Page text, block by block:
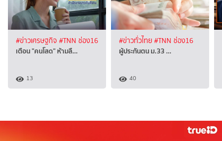
#ข่าวเศรษฐกิจ #TNN ช่อง16
เตือน "คนโสด" ห้ามลื…
13
#ข่าวทั่วไทย#TNN ช่อง16
ผู้ประกันตน ม.33 …
40